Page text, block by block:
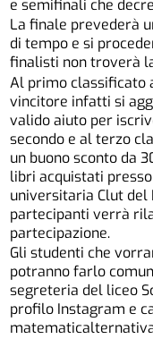
e semifinali che
La finale prevederà
di tempo e si
finalisti non troverà
Al primo classificato
vincitore infatti si
valido aiuto per
secondo e al terzo
un buono sconto da
libri acquistati
universitaria Clut del
partecipanti verrà
partecipazione.
Gli studenti che
potranno farlo
segreteria del liceo
profilo Instagram e